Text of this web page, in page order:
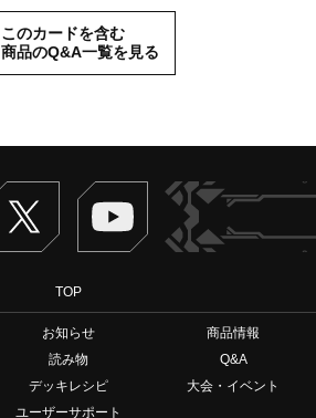
このカードを含む
商品のQ&A一覧を見る
Twitter ヴァンガードch
TOP
お知らせ
商品情報
読み物
Q&A
デッキレシピ
大会・イベント
ユーザーサポート